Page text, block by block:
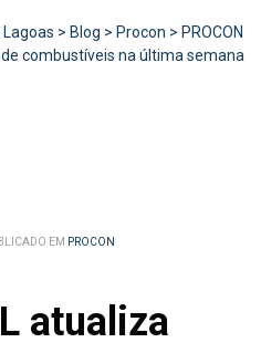
> Blog > Procon > PROCON
combustíveis na última semana
EM PROCON
atualiza